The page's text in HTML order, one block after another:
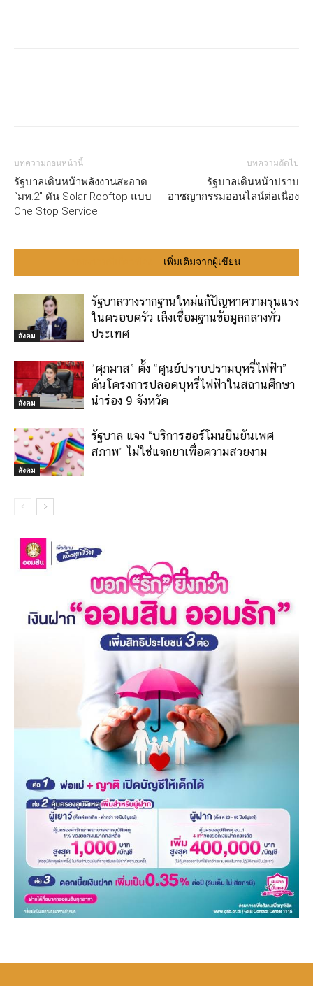
บทความก่อนหน้านี้
รัฐบาลเดินหน้าพลังงานสะอาด
“มท.2” ดัน Solar Rooftop แบบ
One Stop Service
บทความถัดไป
รัฐบาลเดินหน้าปราบ
อาชญากรรมออนไลน์ต่อเนื่อง
เพิ่มเติมจากผู้เขียน
สังคม
รัฐบาลวางรากฐานใหม่แก้ปัญหาความรุนแรง
ในครอบครัว เล็งเชื่อมฐานข้อมูลกลางทั่ว
ประเทศ
สังคม
“ศุภมาส” ตั้ง “ศูนย์ปราบปรามบุหรี่ไฟฟ้า”
ดันโครงการปลอดบุหรี่ไฟฟ้าในสถานศึกษา
นำร่อง 9 จังหวัด
สังคม
รัฐบาล แจง “บริการฮอร์โมนยืนยันเพศ
สภาพ” ไม่ใช่แจกยาเพื่อความสวยงาม